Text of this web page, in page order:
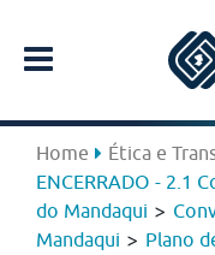
Home Ética e
ENCERRADO - 2.1
do Mandaqui >
Mandaqui > Plano